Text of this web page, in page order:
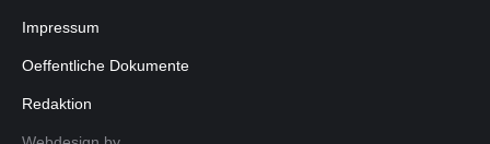
Impressum
Oeffentliche Dokumente
Redaktion